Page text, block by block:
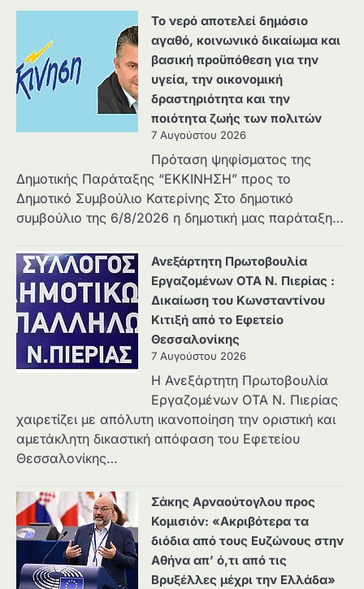
Το νερό αποτελεί δημόσιο
αγαθό, κοινωνικό δικαίωμα και
βασική προϋπόθεση για την
υγεία, την οικονομική
δραστηριότητα και την
ποιότητα ζωής των πολιτών
7 Αυγούστου 2026
Πρόταση ψηφίσματος της
Δημοτικής Παράταξης “ΕΚΚΙΝΗΣΗ” προς το
Δημοτικό Συμβούλιο Κατερίνης Στο δημοτικό
συμβούλιο της 6/8/2026 η δημοτική μας παράταξη…
Ανεξάρτητη Πρωτοβουλία
Εργαζομένων ΟΤΑ Ν. Πιερίας :
Δικαίωση του Κωνσταντίνου
Κιτιξή από το Εφετείο
Θεσσαλονίκης
7 Αυγούστου 2026
Η Ανεξάρτητη Πρωτοβουλία
Εργαζομένων ΟΤΑ Ν. Πιερίας
χαιρετίζει με απόλυτη ικανοποίηση την οριστική και
αμετάκλητη δικαστική απόφαση του Εφετείου
Θεσσαλονίκης…
Σάκης Αρναούτογλου προς
Κομισιόν: «Ακριβότερα τα
διόδια από τους Ευζώνους στην
Αθήνα απ’ ό,τι από τις
Βρυξέλλες μέχρι την Ελλάδα»